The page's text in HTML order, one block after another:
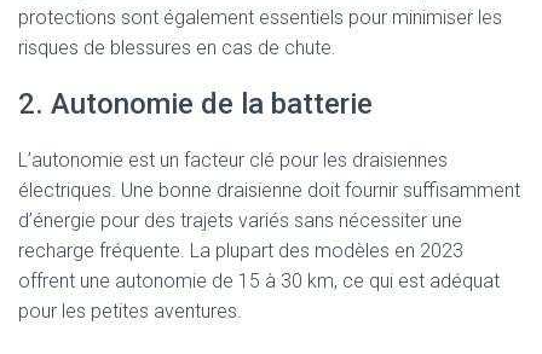
protections sont également essentiels pour minimiser les
risques de blessures en cas de chute.
2. Autonomie de la batterie
L’autonomie est un facteur clé pour les draisiennes
électriques. Une bonne draisienne doit fournir suffisamment
d’énergie pour des trajets variés sans nécessiter une
recharge fréquente. La plupart des modèles en 2023
offrent une autonomie de 15 à 30 km, ce qui est adéquat
pour les petites aventures.